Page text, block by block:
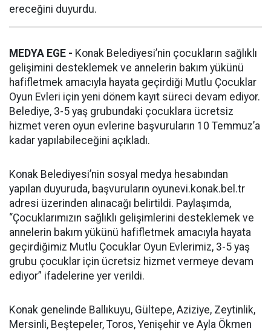
ereceğini duyurdu.
MEDYA EGE - Konak Belediyesi’nin çocukların sağlıklı
gelişimini desteklemek ve annelerin bakım yükünü
hafifletmek amacıyla hayata geçirdiği Mutlu Çocuklar
Oyun Evleri için yeni dönem kayıt süreci devam ediyor.
Belediye, 3-5 yaş grubundaki çocuklara ücretsiz
hizmet veren oyun evlerine başvuruların 10 Temmuz’a
kadar yapılabileceğini açıkladı.
Konak Belediyesi’nin sosyal medya hesabından
yapılan duyuruda, başvuruların oyunevi.konak.bel.tr
adresi üzerinden alınacağı belirtildi. Paylaşımda,
“Çocuklarımızın sağlıklı gelişimlerini desteklemek ve
annelerin bakım yükünü hafifletmek amacıyla hayata
geçirdiğimiz Mutlu Çocuklar Oyun Evlerimiz, 3-5 yaş
grubu çocuklar için ücretsiz hizmet vermeye devam
ediyor” ifadelerine yer verildi.
Konak genelinde Ballıkuyu, Gültepe, Aziziye, Zeytinlik,
Mersinli, Beştepeler, Toros, Yenişehir ve Ayla Ökmen